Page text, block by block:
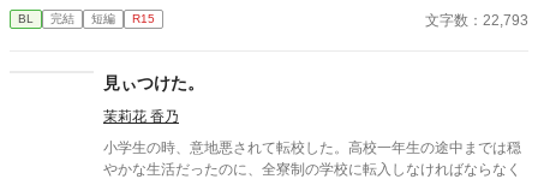
く。 憎しみと抗いのはずが、いつしか芽生える心の揺らぎ。 誇り
高き騎士が囚われたのは、冷徹な皇帝の愛。 鎖に繋がれた誇り
BL 完結 短編 R15 文字数：22,793
見ぃつけた。
茉莉花 香乃
小学生の時、意地悪されて転校した。高校一年生の途中までは穏
やかな生活だったのに、全寮制の学校に転入しなければならなく